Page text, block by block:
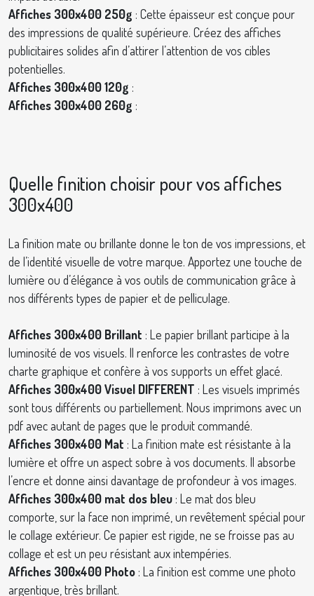
Affiches 300x400 250g : Cette épaisseur est conçue pour
des impressions de qualité supérieure. Créez des affiches
publicitaires solides afin d’attirer l’attention de vos cibles
potentielles.
Affiches 300x400 120g :
Affiches 300x400 260g :
Quelle finition choisir pour vos affiches
300x400
La finition mate ou brillante donne le ton de vos impressions, et
de l’identité visuelle de votre marque. Apportez une touche de
lumière ou d’élégance à vos outils de communication grâce à
nos différents types de papier et de pelliculage.
Affiches 300x400 Brillant : Le papier brillant participe à la
luminosité de vos visuels. Il renforce les contrastes de votre
charte graphique et confère à vos supports un effet glacé.
Affiches 300x400 Visuel DIFFERENT : Les visuels imprimés
sont tous différents ou partiellement. Nous imprimons avec un
pdf avec autant de pages que le produit commandé.
Affiches 300x400 Mat : La finition mate est résistante à la
lumière et offre un aspect sobre à vos documents. Il absorbe
l’encre et donne ainsi davantage de profondeur à vos images.
Affiches 300x400 mat dos bleu : Le mat dos bleu
comporte, sur la face non imprimé, un revêtement spécial pour
le collage extérieur. Ce papier est rigide, ne se froisse pas au
collage et est un peu résistant aux intempéries.
Affiches 300x400 Photo : La finition est comme une photo
argentique, très brillant.